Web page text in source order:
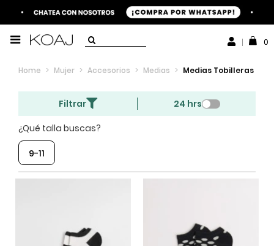
0
Home > Mujer > Accesorios > Medias > Medias Tobilleras
Filtrar
24 hrs
¿Qué talla buscas?
9-11